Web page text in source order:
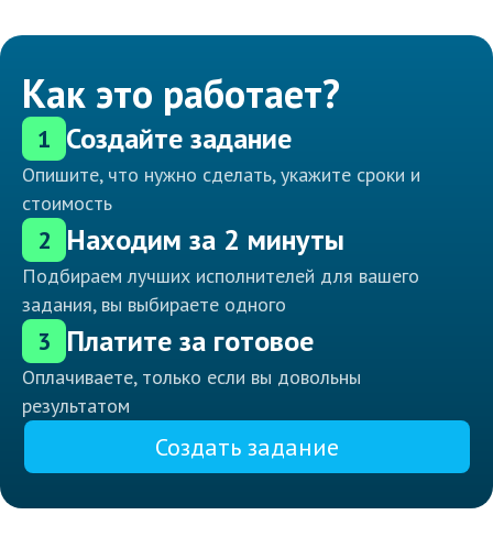
Как это работает?
1 Создайте задание
Опишите, что нужно сделать, укажите сроки и
стоимость
2 Находим за 2 минуты
Подбираем лучших исполнителей для вашего
задания, вы выбираете одного
3 Платите за готовое
Оплачиваете, только если вы довольны
результатом
Создать задание